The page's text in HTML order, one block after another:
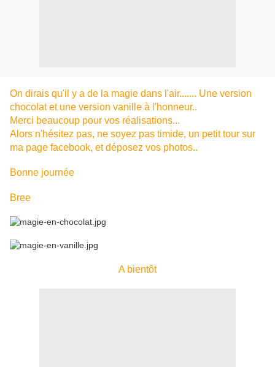
On dirais qu'il y a de la magie dans l'air....... Une version
chocolat et une version vanille à l'honneur..
Merci beaucoup pour vos réalisations...
Alors n'hésitez pas, ne soyez pas timide, un petit tour sur
ma page facebook, et déposez vos photos..
Bonne journée
Bree
A bientôt